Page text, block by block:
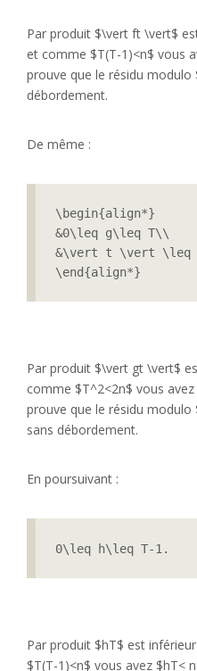
Par produit $\vert ft \vert$
et comme $T(T-1)<n$ vous
prouve que le résidu modulo
débordement.
De même :
\begin{align*}
&0\leq g\leq T\\
&\vert t \vert \leq
Par produit $\vert gt \vert$
comme $T^2<2n$ vous
prouve que le résidu modulo
sans débordement.
En poursuivant :
0\leq h\leq T-1.
Par produit $hT$ est
$T(T-1)<n$ vous avez $hT<